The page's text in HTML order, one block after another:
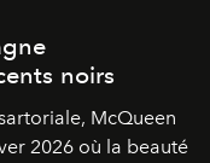
noirs
McQueen
2026 où la beauté